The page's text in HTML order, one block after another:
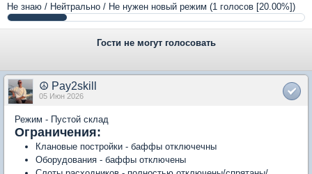
Не знаю / Нейтрально / Не нужен новый режим (1 голосов [20.00%])
Гости не могут голосовать
☮ Pay2skill
05 Июн 2026
Режим - Пустой склад
Ограничения:
Клановые постройки - баффы отключечны
Оборудования - баффы отключены